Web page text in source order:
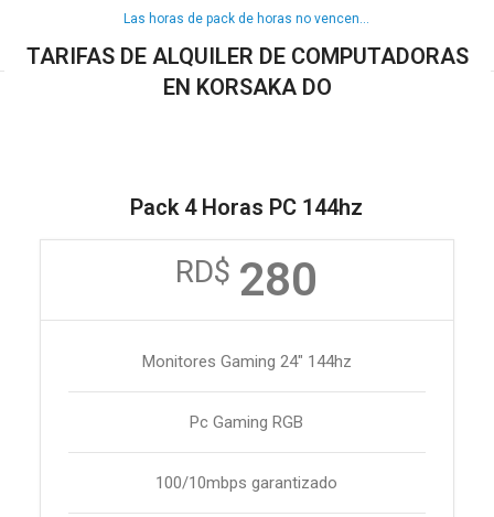
Las horas de pack de horas no vencen...
TARIFAS DE ALQUILER DE COMPUTADORAS
EN KORSAKA DO
Pack 4 Horas PC 144hz
RD$ 280
Monitores Gaming 24" 144hz
Pc Gaming RGB
100/10mbps garantizado